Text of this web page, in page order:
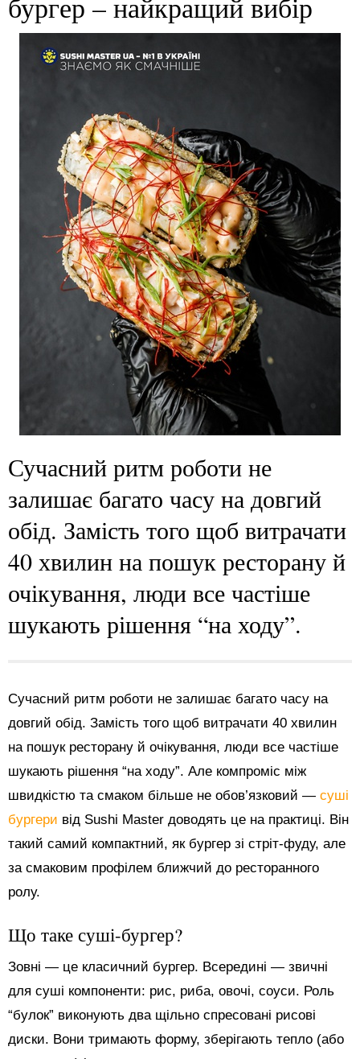
Сучасний ритм роботи не
залишає багато часу на довгий
обід. Замість того щоб витрачати
40 хвилин на пошук ресторану й
очікування, люди все частіше
шукають рішення “на ходу”.
Сучасний ритм роботи не залишає багато часу на
довгий обід. Замість того щоб витрачати 40 хвилин
на пошук ресторану й очікування, люди все частіше
шукають рішення “на ходу”. Але компроміс між
швидкістю та смаком більше не обов’язковий — суші
бургери від Sushi Master доводять це на практиці. Він
такий самий компактний, як бургер зі стріт-фуду, але
за смаковим профілем ближчий до ресторанного
ролу.
Що таке суші-бургер?
Зовні — це класичний бургер. Всередині — звичні
для суші компоненти: рис, риба, овочі, соуси. Роль
“булок” виконують два щільно спресовані рисові
диски. Вони тримають форму, зберігають тепло (або